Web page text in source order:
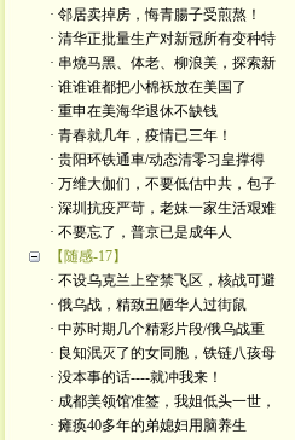
· 邻居卖掉房，悔青腸子受煎熬！
· 清华正批量生产对新冠所有变种特
· 串燒马黑、体老、柳浪美，探索新
· 谁谁谁都把小棉袄放在美国了
· 重申在美海华退休不缺钱
· 青春就几年，疫情已三年！
· 贵阳环铁通車/动态清零习皇撑得
· 万维大伽们，不要低估中共，包子
· 深圳抗疫严苛，老妹一家生活艰难
· 不要忘了，普京已是成年人
【随感-17】
· 不设乌克兰上空禁飞区，核战可避
· 俄乌战，精致丑陋华人过街鼠
· 中苏时期几个精彩片段/俄乌战重
· 良知泯灭了的女同胞，铁链八孩母
· 没本事的话----就冲我来！
· 成都美领馆准签，我姐低头一世，
· 瘫痪40多年的弟媳妇用脑养生